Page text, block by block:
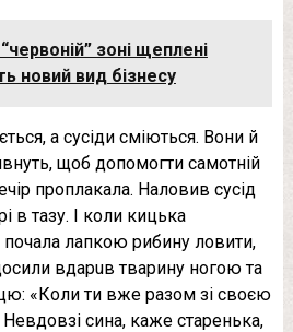
зоні щеплені
новий вид бізнесу
а сусіди сміються. Вони й
щоб допомогти самотній
проплaкала. Наловив сусід
в тазу. І коли кицька
почала лапкою рибину ловити,
вдaрuв тварину ногою та
«Коли ти вже разом зі своєю
сина, каже старенька,